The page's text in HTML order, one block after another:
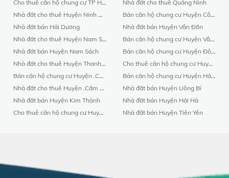
Cho thuê căn hộ chung cư TP Hải Dương
Nhà đất cho thuê Huyện Ninh Giang
Nhà đất bán Hải Dương
Nhà đất cho thuê Huyện Nam Sách
Nhà đất bán Huyện Nam Sách
Nhà đất cho thuê Huyện Thanh Hà
Bán căn hộ chung cư Huyện .Cẩm Giàng
Nhà đất cho thuê Huyện .Cẩm Giàng
Nhà đất bán Huyện Kim Thành
Cho thuê căn hộ chung cư Huyện Bình Giang
Nhà đất cho thuê Quảng Ninh
Bán căn hộ chung cư Huyện Cô Tô
Nhà đất bán Huyện Vân Đồn
Bán căn hộ chung cư Huyện Vân Đồn
Bán căn hộ chung cư Huyện Đông Triều
Cho thuê căn hộ chung cư Huyện Yên Hưng
Bán căn hộ chung cư Huyện Hải Hà
Nhà đất bán Huyện Uông Bí
Nhà đất bán Huyện Hải Hà
Nhà đất bán Huyện Tiên Yên